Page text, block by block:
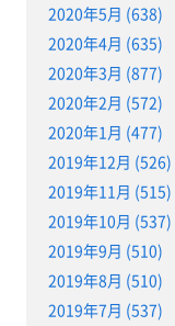
2020年5月 (638)
2020年4月 (635)
2020年3月 (877)
2020年2月 (572)
2020年1月 (477)
2019年12月 (526)
2019年11月 (515)
2019年10月 (537)
2019年9月 (510)
2019年8月 (510)
2019年7月 (537)